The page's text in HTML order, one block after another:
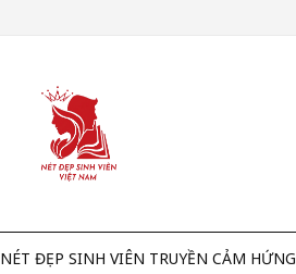
NÉT ĐẸP SINH VIÊN TRUYỀN CẢM HỨNG